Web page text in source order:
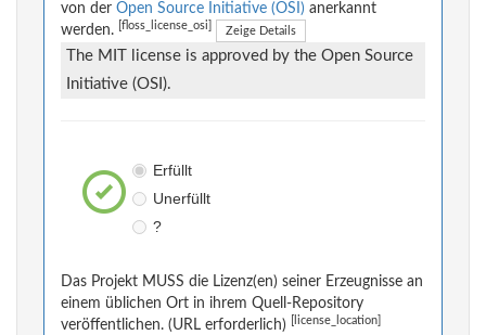
von der Open Source Initiative (OSI) anerkannt
werden.
[floss_license_osi] Zeige Details
The MIT license is approved by the Open Source
Initiative (OSI).
Erfüllt
Unerfüllt
?
Das Projekt MUSS die Lizenz(en) seiner Erzeugnisse an
einem üblichen Ort in ihrem Quell-Repository
veröffentlichen. (URL erforderlich)
[license_location]